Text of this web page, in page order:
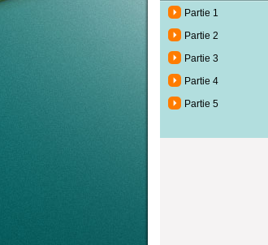
Partie 1
Partie 2
Partie 3
Partie 4
Partie 5